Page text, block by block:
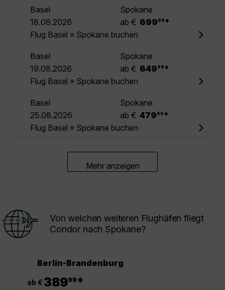
Basel
Spokane
18.08.2026
ab € 699 99 *
Flug Basel » Spokane buchen
Basel
Spokane
19.08.2026
ab € 649 99 *
Flug Basel » Spokane buchen
Basel
Spokane
25.08.2026
ab € 479 99 *
Flug Basel » Spokane buchen
Mehr anzeigen
Von welchen weiteren Flughäfen fliegt
Condor nach Spokane?
Berlin-Brandenburg
ab € 38999*